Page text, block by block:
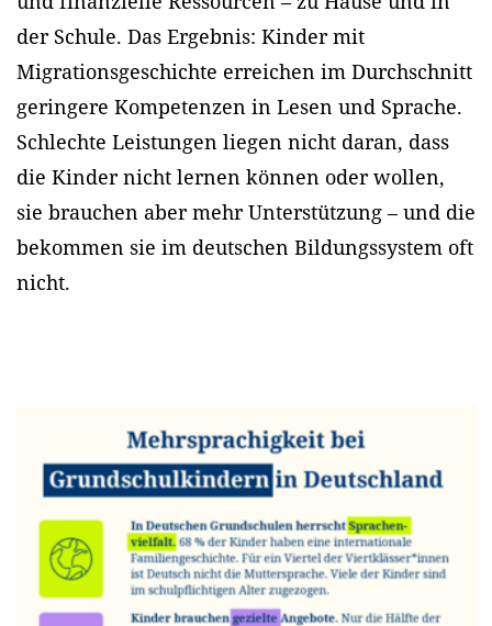
der Schule. Das Ergebnis: Kinder mit
Migrationsgeschichte erreichen im Durchschnitt
geringere Kompetenzen in Lesen und Sprache.
Schlechte Leistungen liegen nicht daran, dass
die Kinder nicht lernen können oder wollen,
sie brauchen aber mehr Unterstützung – und die
bekommen sie im deutschen Bildungssystem oft
nicht.